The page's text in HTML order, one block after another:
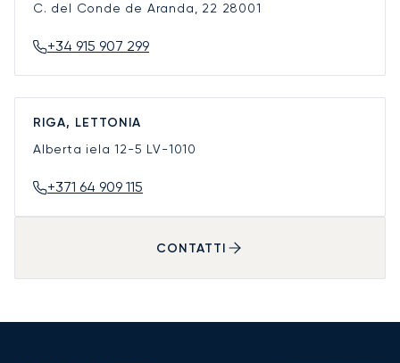
C. del Conde de Aranda, 22 28001
+34 915 907 299
RIGA, LETTONIA
Alberta iela 12-5 LV-1010
+371 64 909 115
CONTATTI